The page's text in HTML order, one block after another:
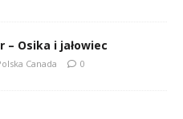
– Osika i jałowiec
Canada 0